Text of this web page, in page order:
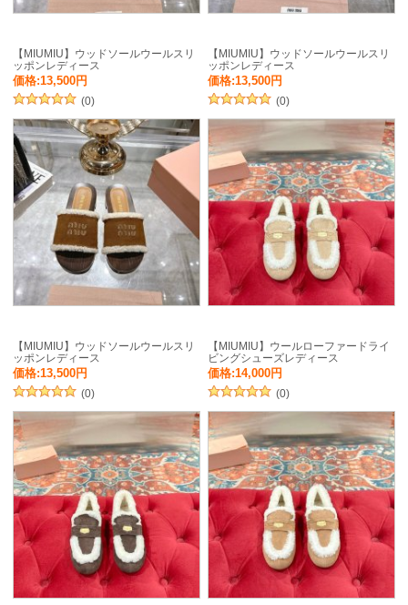
【MIUMIU】ウッドソールウールスリ
ッポンレディース
価格:13,500円
(0)
【MIUMIU】ウッドソールウールスリ
ッポンレディース
価格:13,500円
(0)
【MIUMIU】ウッドソールウールスリ
ッポンレディース
価格:13,500円
(0)
【MIUMIU】ウールローファードライ
ビングシューズレディース
価格:14,000円
(0)